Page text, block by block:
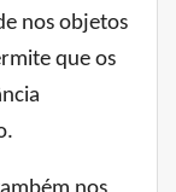
nos objetos
que os